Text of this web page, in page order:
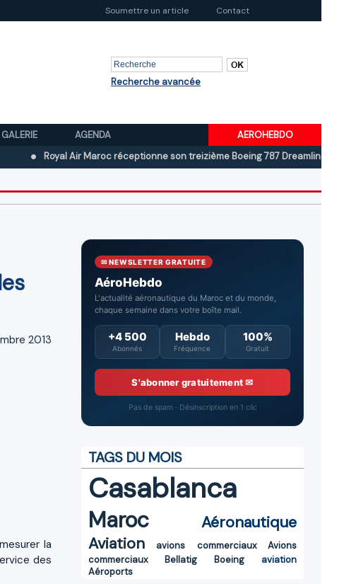
Soumettre un article Contact
Recherche avancée
GALERIE AGENDA
AEROHEBDO
Royal Air Maroc réceptionne son treizième Boeing 787 Dreamliner
Boeing
2013
la
des
✉ NEWSLETTER GRATUITE
AéroHebdo
L'actualité aéronautique du Maroc et du monde,
chaque semaine dans votre boîte mail.
+4 500
Abonnés
Hebdo
Fréquence
100%
Gratuit
S'abonner gratuitement ✉
Pas de spam · Désinscription en 1 clic
TAGS DU MOIS
Casablanca
Maroc
Aéronautique
Aviation
avions commerciaux
Avions
commerciaux
Bellatig Boeing
aviation
Aéroports